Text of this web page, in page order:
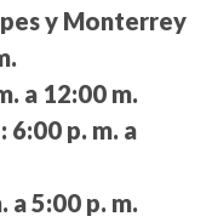
y Monterrey
a 12:00 m.
6:00 p. m. a
a 5:00 p. m.